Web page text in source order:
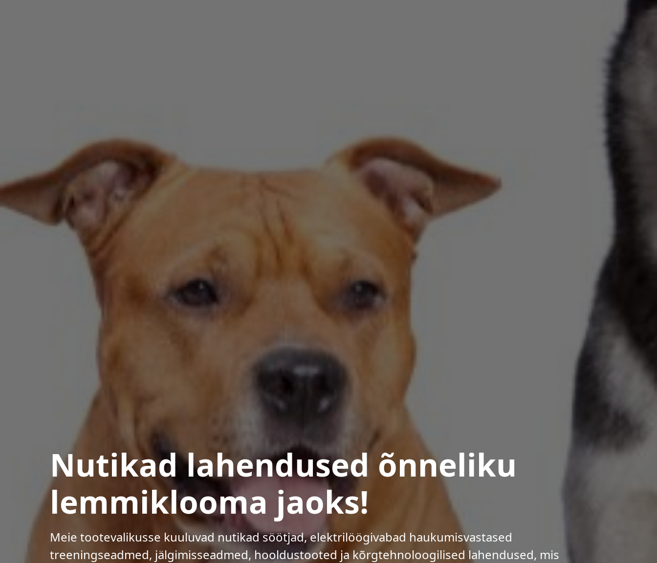
Nutikad lahendused õnneliku
lemmiklooma jaoks!
Meie tootevalikusse kuuluvad nutikad söötjad, elektrilöögivabad haukumisvastased
treeningseadmed, jälgimisseadmed, hooldustooted ja kõrgtehnoloogilised lahendused, mis